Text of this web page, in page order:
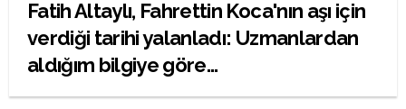
Fatih Altaylı, Fahrettin Koca'nın aşı için
verdiği tarihi yalanladı: Uzmanlardan
aldığım bilgiye göre...